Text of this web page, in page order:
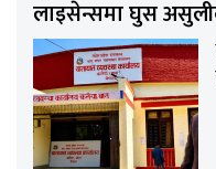
लाइसेन्समा घुस